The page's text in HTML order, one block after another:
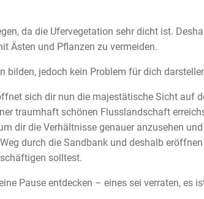
da die Ufervegetation sehr dicht ist.
Ästen und Pflanzen zu vermeiden.
bilden, jedoch kein Problem für dich
sich dir nun die majestätische Sicht auf
traumhaft schönen Flusslandschaft
dir die Verhältnisse genauer anzusehen
durch die Sandbank und deshalb
solltest.
Pause entdecken – eines sei verraten, es